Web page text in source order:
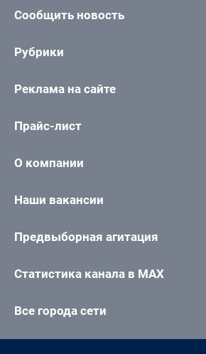
Сообщить новость
Рубрики
Реклама на сайте
Прайс-лист
О компании
Наши вакансии
Предвыборная агитация
Статистика канала в MAX
Все города сети